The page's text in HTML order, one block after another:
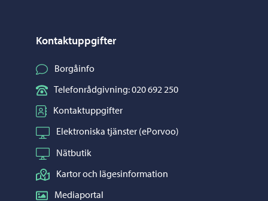
Kontaktuppgifter
Borgåinfo
Telefonrådgivning: 020 692 250
Kontaktuppgifter
Elektroniska tjänster (ePorvoo)
Nätbutik
Kartor och lägesinformation
Mediaportal